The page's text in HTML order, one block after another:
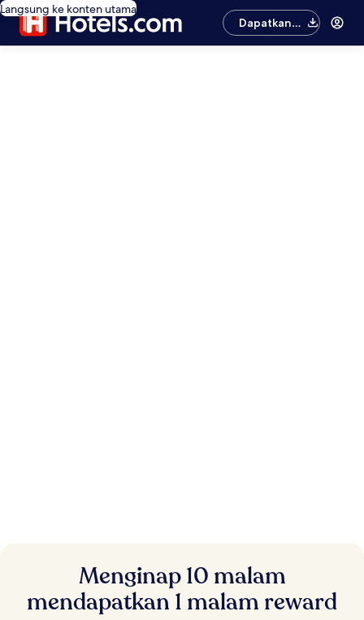
Langsung ke konten utama
Dapatkan
aplikasinya
Langsung berhemat.
Reward fleksibel.
Hemat di ratusan ribu hotel dengan Harga Member
Menginap 10 malam
mendapatkan 1 malam reward